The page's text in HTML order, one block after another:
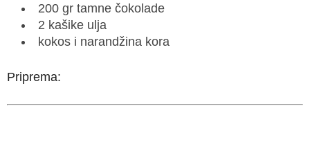
200 gr tamne čokolade
2 kašike ulja
kokos i narandžina kora
Priprema: